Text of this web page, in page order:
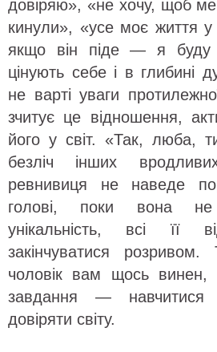
довіряю», «не хочу, щоб
кинули», «усе моє життя у
якщо він піде — я буду
цінують себе і в глибині
не варті уваги
зчитує це відношення,
його у світ. «Так, люба,
безліч інших
ревнивиця не наведе
голові, поки вона
унікальність, всі її
закінчуватися
чоловік вам щось
завдання —
довіряти світу.